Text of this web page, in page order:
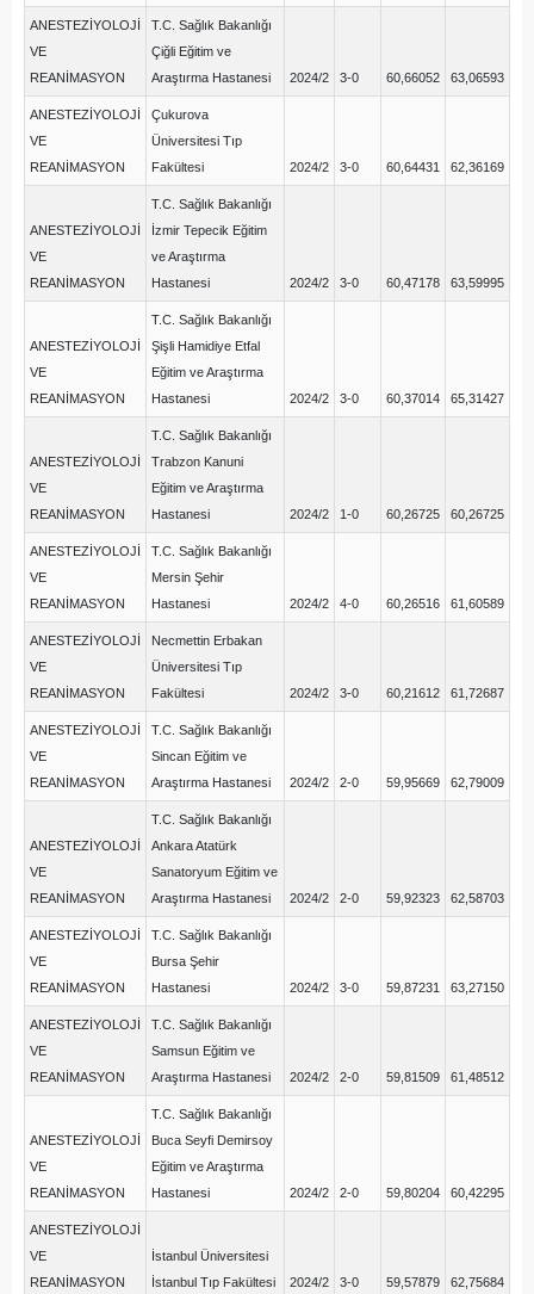
ANESTEZİYOLOJİ
VE
REANİMASYON
T.C. Sağlık Bakanlığı
Çiğli Eğitim ve
Araştırma Hastanesi
2024/2 3-0 60,66052 63,06593
ANESTEZİYOLOJİ
VE
REANİMASYON
Çukurova
Üniversitesi Tıp
Fakültesi
2024/2 3-0 60,64431 62,36169
ANESTEZİYOLOJİ
VE
REANİMASYON
T.C. Sağlık Bakanlığı
İzmir Tepecik Eğitim
ve Araştırma
Hastanesi
2024/2 3-0 60,47178 63,59995
ANESTEZİYOLOJİ
VE
REANİMASYON
T.C. Sağlık Bakanlığı
Şişli Hamidiye Etfal
Eğitim ve Araştırma
Hastanesi
2024/2 3-0 60,37014 65,31427
ANESTEZİYOLOJİ
VE
REANİMASYON
T.C. Sağlık Bakanlığı
Trabzon Kanuni
Eğitim ve Araştırma
Hastanesi
2024/2 1-0 60,26725 60,26725
ANESTEZİYOLOJİ
VE
REANİMASYON
T.C. Sağlık Bakanlığı
Mersin Şehir
Hastanesi
2024/2 4-0 60,26516 61,60589
ANESTEZİYOLOJİ
VE
REANİMASYON
Necmettin Erbakan
Üniversitesi Tıp
Fakültesi
2024/2 3-0 60,21612 61,72687
ANESTEZİYOLOJİ
VE
REANİMASYON
T.C. Sağlık Bakanlığı
Sincan Eğitim ve
Araştırma Hastanesi
2024/2 2-0 59,95669 62,79009
ANESTEZİYOLOJİ
VE
REANİMASYON
T.C. Sağlık Bakanlığı
Ankara Atatürk
Sanatoryum Eğitim ve
Araştırma Hastanesi
2024/2 2-0 59,92323 62,58703
ANESTEZİYOLOJİ
VE
REANİMASYON
T.C. Sağlık Bakanlığı
Bursa Şehir
Hastanesi
2024/2 3-0 59,87231 63,27150
ANESTEZİYOLOJİ
VE
REANİMASYON
T.C. Sağlık Bakanlığı
Samsun Eğitim ve
Araştırma Hastanesi
2024/2 2-0 59,81509 61,48512
ANESTEZİYOLOJİ
VE
REANİMASYON
T.C. Sağlık Bakanlığı
Buca Seyfi Demirsoy
Eğitim ve Araştırma
Hastanesi
2024/2 2-0 59,80204 60,42295
ANESTEZİYOLOJİ
VE
REANİMASYON
İstanbul Üniversitesi
İstanbul Tıp Fakültesi
2024/2 3-0 59,57879 62,75684